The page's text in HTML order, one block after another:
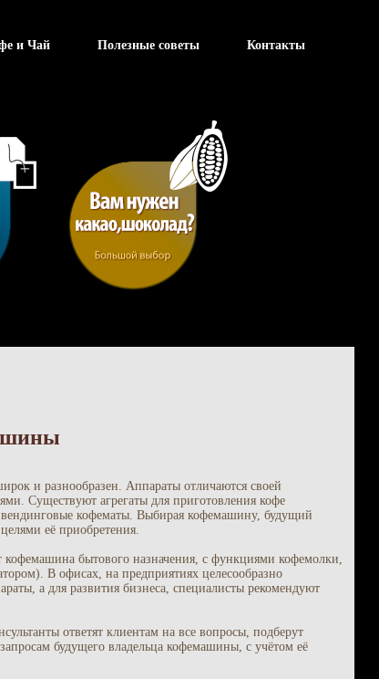
и Чай Полезные советы Контакты
и разнообразен. Аппараты отличаются своей
Существуют агрегаты для приготовления кофе
кофематы. Выбирая кофемашину, будущий
её приобретения.
бытового назначения, с функциями кофемолки,
В офисах, на предприятиях целесообразно
а для развития бизнеса, специалисты рекомендуют
ответят клиентам на все вопросы, подберут
будущего владельца кофемашины, с учётом её